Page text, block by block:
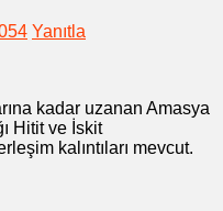
Yanıtla
kadar uzanan Amasya
Hitit ve İskit
kalıntıları mevcut.